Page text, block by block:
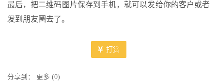
最后，把二维码图片保存到手机，就可以发给你的客户或者
发到朋友圈去了。
打赏
分享到： 更多 (0)